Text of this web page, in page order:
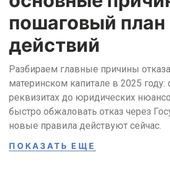
пошаговый план
действий
Разбираем главные причины
материнском капитале в 2025
реквизитах до юридических
быстро обжаловать отказ через
новые правила действуют сейчас.
ПОКАЗАТЬ ЕЩЕ